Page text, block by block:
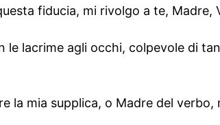
fiducia, mi rivolgo a te, Madre,
le lacrime agli occhi, colpevole di
la mia supplica, o Madre del